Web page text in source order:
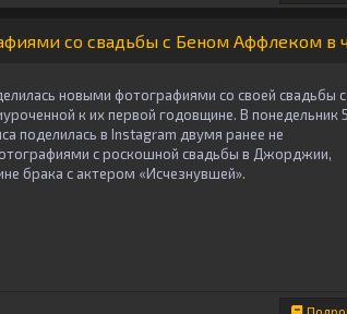
со свадьбы с Беном Аффлеком в
новыми фотографиями со своей свадьбы с
к их первой годовщине. В понедельник
поделилась в Instagram двумя ранее не
с роскошной свадьбы в Джорджии,
брака с актером «Исчезнувшей».